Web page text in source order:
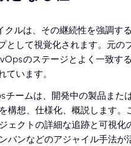
ルは、その継続性を強調する
として視覚化されます。元の
のステージとよく一致す
ています。
チームは、開発中の製品また
構想、仕様化、概説します。
ェクトの詳細な追跡と可視化
バンなどのアジャイル手法が